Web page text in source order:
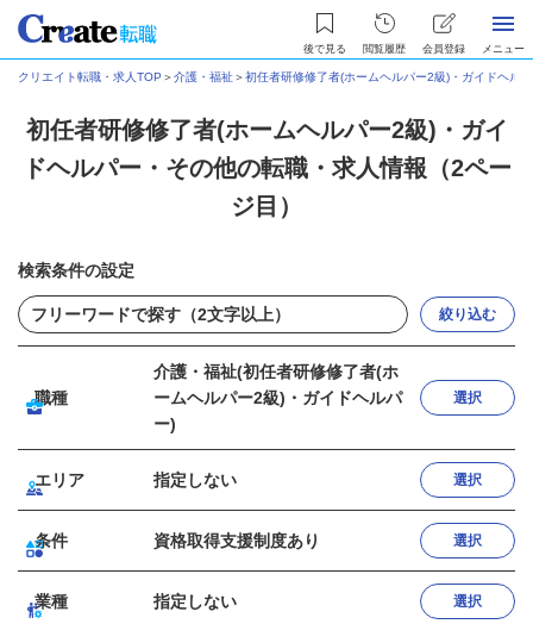
後で見る 閲覧履歴 会員登録 メニュー
クリエイト転職・求人TOP ＞介護・福祉＞初任者研修修了者(ホームヘルパー2級)・ガイドヘル
初任者研修修了者(ホームヘルパー2級)・ガイ
ドヘルパー・その他の転職・求人情報（2ペー
ジ目）
検索条件の設定
絞り込む
職種
介護・福祉(初任者研修修了者(ホ
ームヘルパー2級)・ガイドヘルパ
ー)
選択
エリア 指定しない 選択
条件 資格取得支援制度あり 選択
業種 指定しない 選択